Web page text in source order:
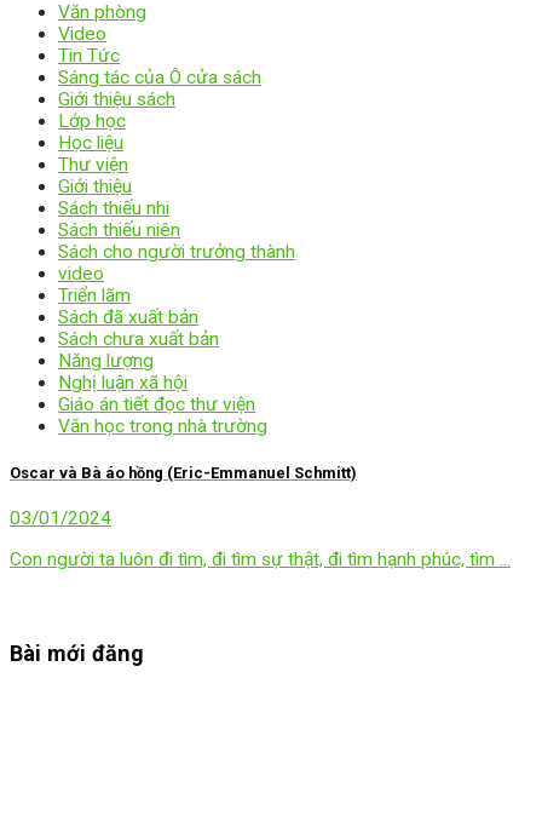
Văn phòng
Video
Tin Tức
Sáng tác của Ô cửa sách
Giới thiệu sách
Lớp học
Học liệu
Thư viện
Giới thiệu
Sách thiếu nhi
Sách thiếu niên
Sách cho người trưởng thành
video
Triển lãm
Sách đã xuất bản
Sách chưa xuất bản
Năng lượng
Nghị luận xã hội
Giáo án tiết đọc thư viện
Văn học trong nhà trường
Oscar và Bà áo hồng (Eric-Emmanuel Schmitt)
03/01/2024
Con người ta luôn đi tìm, đi tìm sự thật, đi tìm hạnh phúc, tìm ...
Bài mới đăng